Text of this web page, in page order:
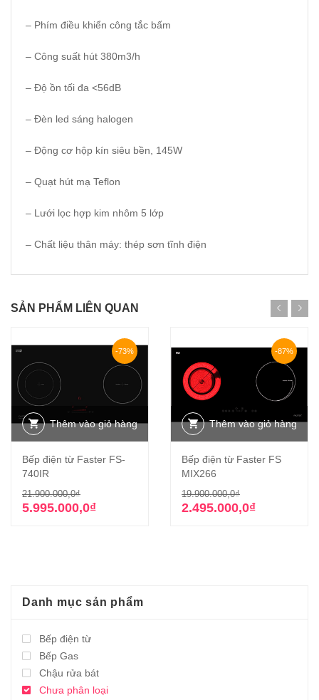
– Phím điều khiển công tắc bấm
– Công suất hút 380m3/h
– Độ ồn tối đa <56dB
– Đèn led sáng halogen
– Động cơ hộp kín siêu bền, 145W
– Quạt hút mạ Teflon
– Lưới lọc hợp kim nhôm 5 lớp
– Chất liệu thân máy: thép sơn tĩnh điện
SẢN PHẨM LIÊN QUAN
-73%
Thêm vào giỏ hàng
Bếp điện từ Faster FS-
740IR
21.900.000,0₫Giá
gốc
5.995.000,0₫
Giá
hiện
-87%
Thêm vào giỏ hàng
Bếp điện từ Faster FS
MIX266
19.900.000,0₫Giá
gốc
2.495.000,0₫
Giá
hiện
Danh mục sản phẩm
Bếp điện từ
Bếp Gas
Chậu rửa bát
Chưa phân loại